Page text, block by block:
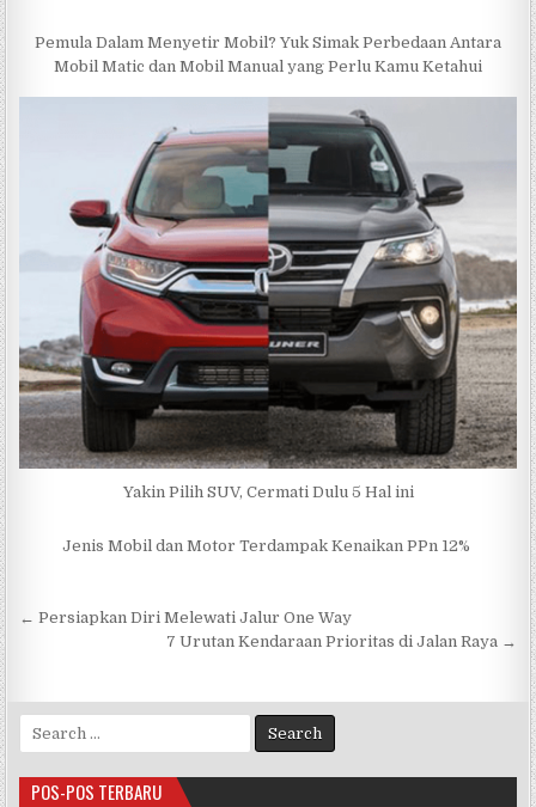
Pemula Dalam Menyetir Mobil? Yuk Simak Perbedaan Antara
Mobil Matic dan Mobil Manual yang Perlu Kamu Ketahui
Yakin Pilih SUV, Cermati Dulu 5 Hal ini
Jenis Mobil dan Motor Terdampak Kenaikan PPn 12%
Navigasi
← Persiapkan Diri Melewati Jalur One Way
7 Urutan Kendaraan Prioritas di Jalan Raya →
Search
for:
POS-POS TERBARU